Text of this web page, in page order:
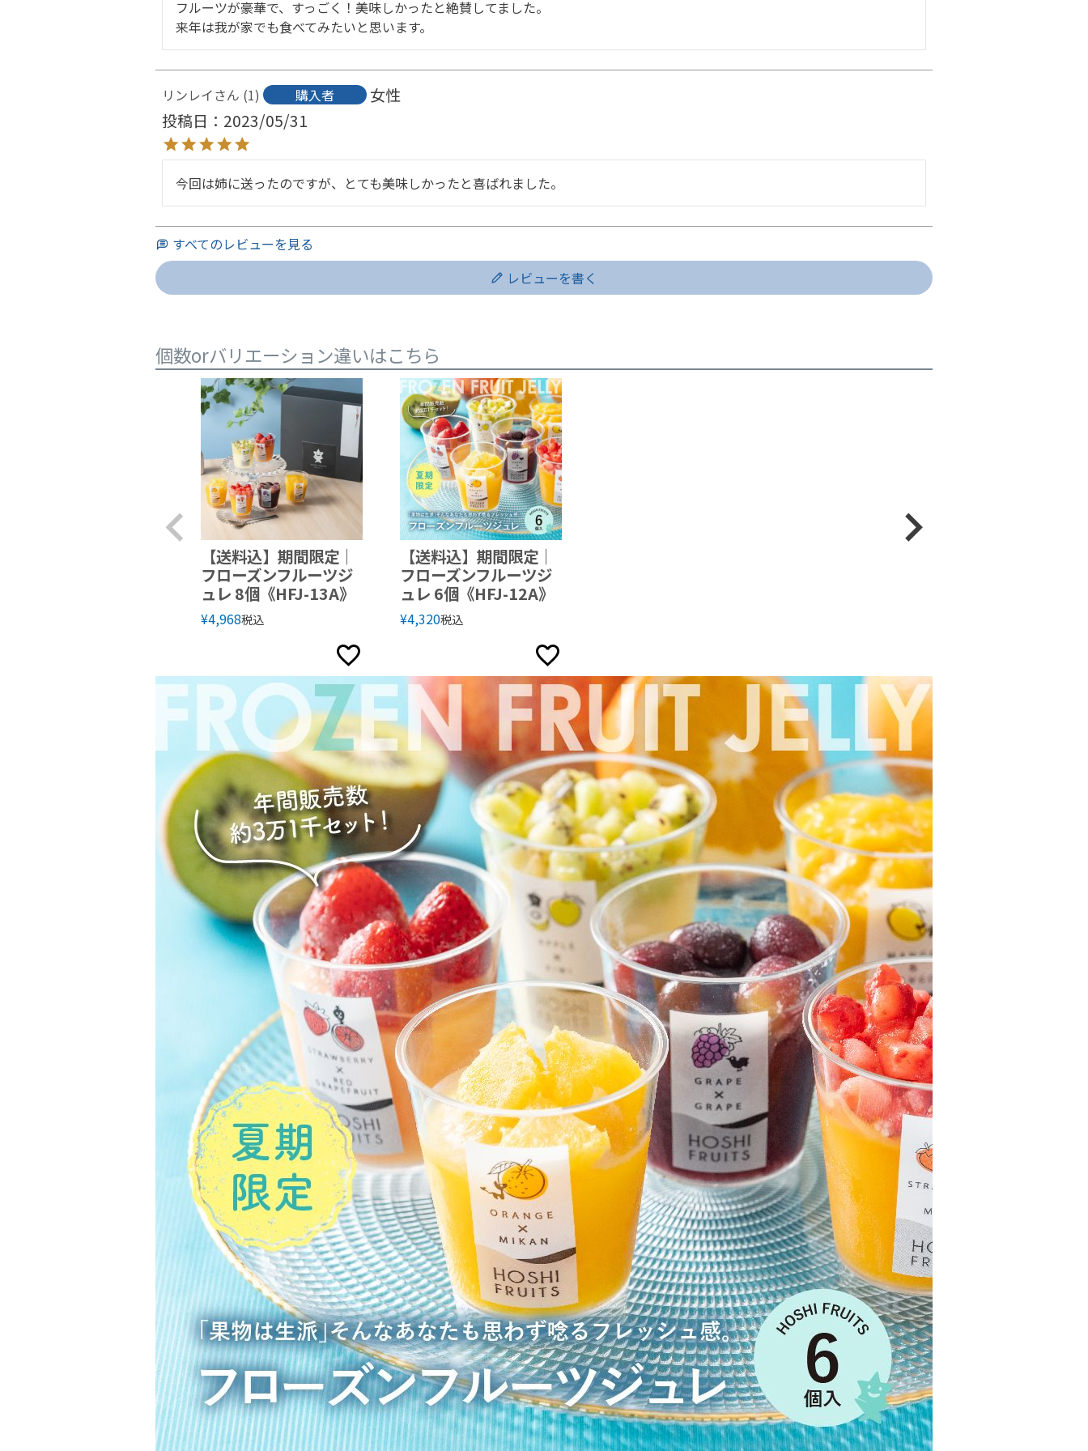
フルーツが豪華で、すっごく！美味しかったと絶賛してました。
来年は我が家でも食べてみたいと思います。
リンレイ 1 購入者
女性
投稿日
2023/05/31
今回は姉に送ったのですが、とても美味しかったと喜ばれました。
すべてのレビューを見る
レビューを書く
個数orバリエーション違いはこちら
【送料込】期間限定｜
フローズンフルーツジ
ュレ 8個《HFJ-13A》
¥4,968税込
【送料込】期間限定｜
フローズンフルーツジ
ュレ 6個《HFJ-12A》
¥4,320税込